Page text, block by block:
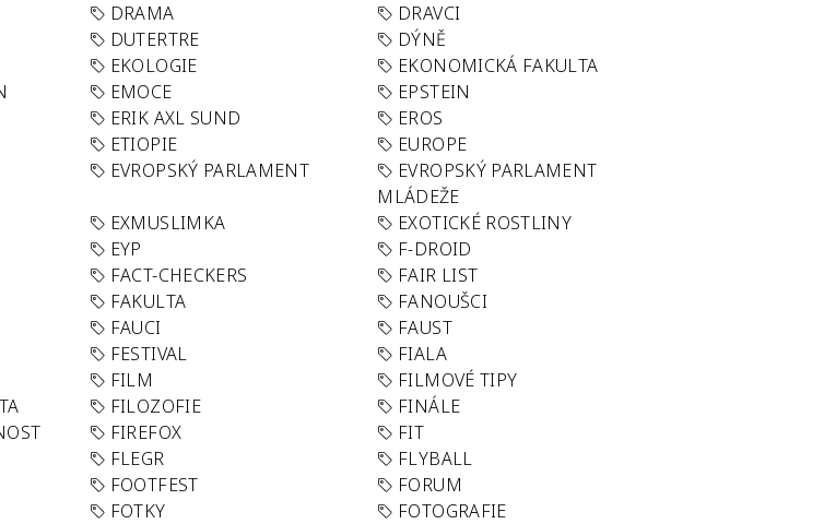
DRAMA
DRAVCI
DUTERTRE
DÝNĚ
EKOLOGIE
EKONOMICKÁ FAKULTA
EMOCE
EPSTEIN
ERIK AXL SUND
EROS
ETIOPIE
EUROPE
EVROPSKÝ PARLAMENT
EVROPSKÝ PARLAMENT
MLÁDEŽE
EXMUSLIMKA
EXOTICKÉ ROSTLINY
EYP
F-DROID
FACT-CHECKERS
FAIR LIST
FAKULTA
FANOUŠCI
FAUCI
FAUST
FESTIVAL
FIALA
FILM
FILMOVÉ TIPY
FILOZOFIE
FINÁLE
FIREFOX
FIT
FLEGR
FLYBALL
FOOTFEST
FORUM
FOTKY
FOTOGRAFIE